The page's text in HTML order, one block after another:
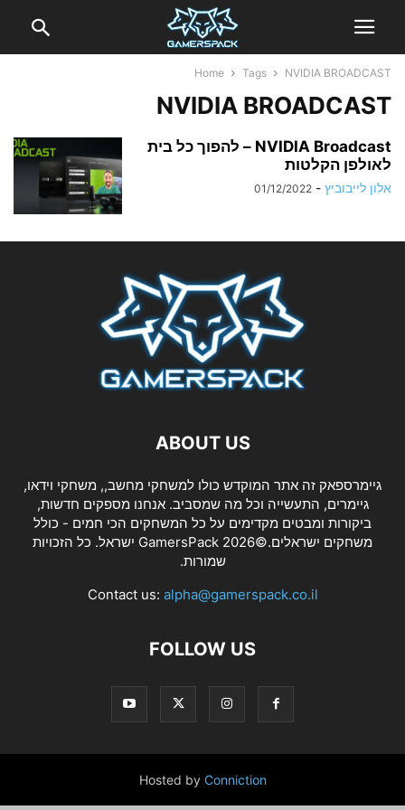
Home Tags NVIDIA BROADCAST
NVIDIA BROADCAST
NVIDIA Broadcast – להפוך כל בית
לאולפן הקלטות
אלון לייבוביץ -
01/12/2022
ABOUT US
גיימרספאק זה אתר המוקדש כולו למשחקי מחשב,, משחקי וידאו,
גיימרים, התעשייה וכל מה שמסביב. אנחנו מספקים חדשות,
ביקורות ומבטים מקדימים על כל המשחקים הכי חמים - כולל
משחקים ישראלים.©2026 GamersPack ישראל. כל הזכויות
שמורות.
Contact us: alpha@gamerspack.co.il
FOLLOW US
Hosted by Conniction